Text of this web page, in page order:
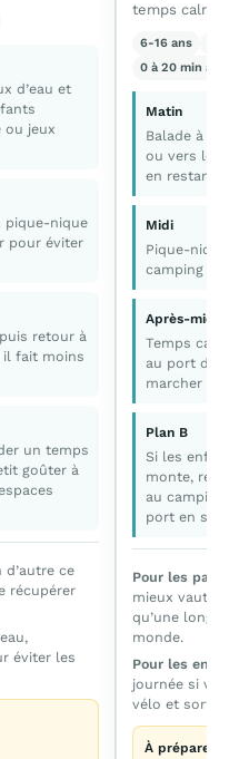
d’eau et
ou jeux
pique-nique
pour éviter
retour à
il fait moins
un temps
goûter à
d’autre ce
récupérer
éviter les
temps calme
6-16 ans
0 à 20 min au
Matin
Balade à
ou vers les
en restant
Midi
Pique-
camping
Après-midi
Temps
au port de
marcher au
Plan B
Si les
monte,
au
port en
Pour les
mieux vaut
qu’une
monde.
Pour les
journée si
vélo et sortie
À préparer